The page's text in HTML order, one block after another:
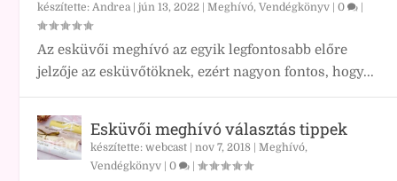
készítette:Andrea |jún 13, 2022 |Meghívó, Vendégkönyv |0
Az esküvői meghívó az egyik legfontosabb előre
jelzője az esküvőtöknek, ezért nagyon fontos, hogy...
Esküvői meghívó választás tippek
készítette:webcast |nov 7, 2018 |Meghívó,
Vendégkönyv |0 |